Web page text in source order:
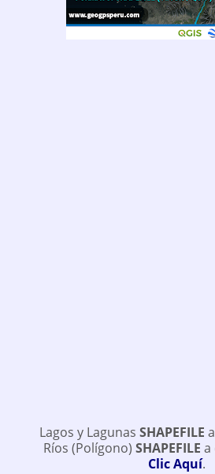
Lagos y Lagunas SHAPEFILE
Ríos (Polígono) SHAPEFILE a
Clic Aquí.